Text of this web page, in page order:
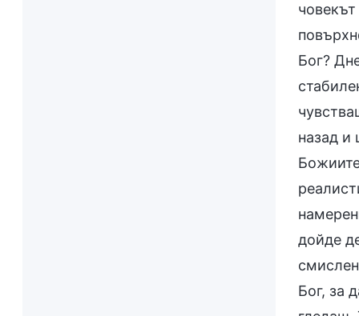
Бог?
назад
дойде
Бог, за